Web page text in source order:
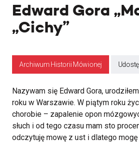
Edward Gora
„Cichy”
Archiwum Historii Mówionej
Nazywam się Edward Gora,
roku w Warszawie. W piątym roku
chorobie – zapalenie opon
słuch i od tego czasu mam sto
odczytuję mowę z ust i dlatego